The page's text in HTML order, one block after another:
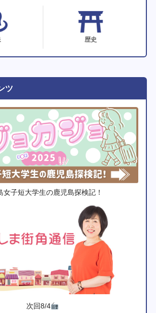
歴史
ツ
女子短大学生の鹿児島探検記！
次回8/4